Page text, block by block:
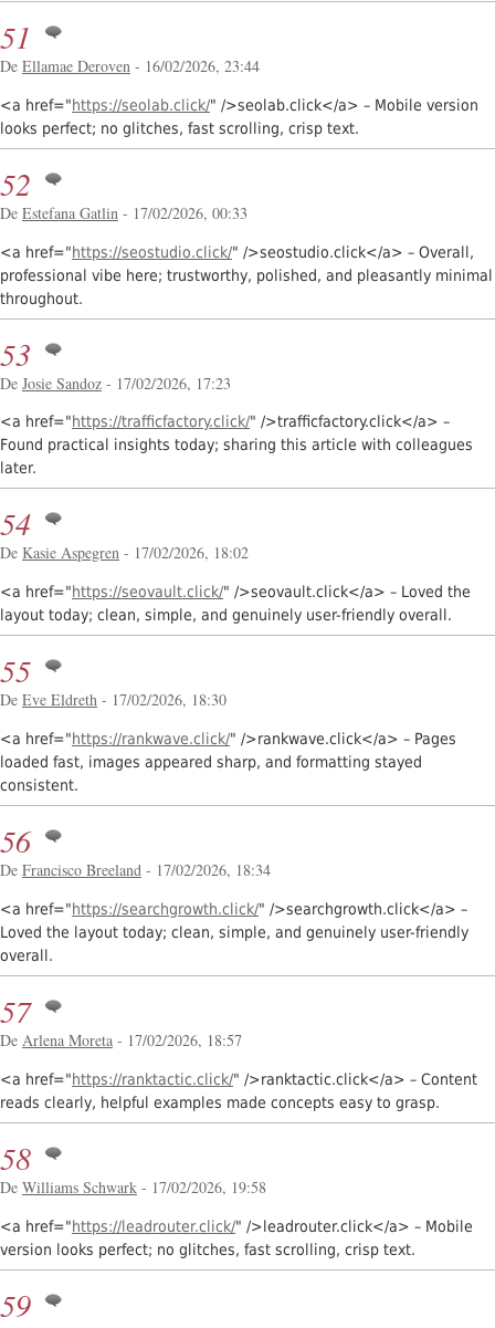
51
De Ellamae Deroven - 16/02/2026, 23:44
<a href="https://seolab.click/" />seolab.click</a> – Mobile version
looks perfect; no glitches, fast scrolling, crisp text.
52
De Estefana Gatlin - 17/02/2026, 00:33
<a href="https://seostudio.click/" />seostudio.click</a> – Overall,
professional vibe here; trustworthy, polished, and pleasantly minimal
throughout.
53
De Josie Sandoz - 17/02/2026, 17:23
<a href="https://trafficfactory.click/" />trafficfactory.click</a> –
Found practical insights today; sharing this article with colleagues
later.
54
De Kasie Aspegren - 17/02/2026, 18:02
<a href="https://seovault.click/" />seovault.click</a> – Loved the
layout today; clean, simple, and genuinely user-friendly overall.
55
De Eve Eldreth - 17/02/2026, 18:30
<a href="https://rankwave.click/" />rankwave.click</a> – Pages
loaded fast, images appeared sharp, and formatting stayed
consistent.
56
De Francisco Breeland - 17/02/2026, 18:34
<a href="https://searchgrowth.click/" />searchgrowth.click</a> –
Loved the layout today; clean, simple, and genuinely user-friendly
overall.
57
De Arlena Moreta - 17/02/2026, 18:57
<a href="https://ranktactic.click/" />ranktactic.click</a> – Content
reads clearly, helpful examples made concepts easy to grasp.
58
De Williams Schwark - 17/02/2026, 19:58
<a href="https://leadrouter.click/" />leadrouter.click</a> – Mobile
version looks perfect; no glitches, fast scrolling, crisp text.
59